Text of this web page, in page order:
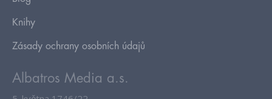
Knihy
Zásady ochrany osobních údajů
Albatros Media a.s.